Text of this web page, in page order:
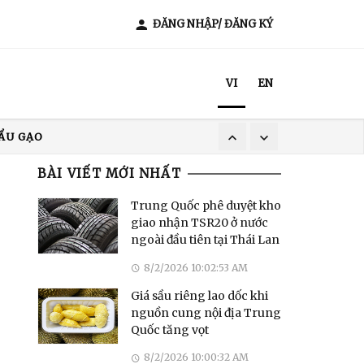
ĐĂNG NHẬP/ ĐĂNG KÝ
VI EN
GẠO
GẠO
BÀI VIẾT MỚI NHẤT
Trung Quốc phê duyệt kho
giao nhận TSR20 ở nước
ngoài đầu tiên tại Thái Lan
8/2/2026 10:02:53 AM
Giá sầu riêng lao dốc khi
nguồn cung nội địa Trung
Quốc tăng vọt
8/2/2026 10:00:32 AM